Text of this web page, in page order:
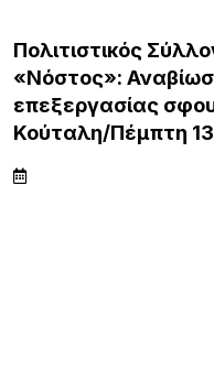
Ο Σύλλογος
για την
«Συντήρηση
οικοπέδου